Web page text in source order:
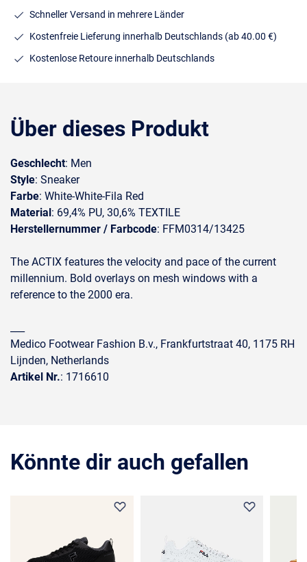
Schneller Versand in mehrere Länder
Kostenfreie Lieferung innerhalb Deutschlands (ab 40.00 €)
Kostenlose Retoure innerhalb Deutschlands
Über dieses Produkt
Geschlecht: Men
Style: Sneaker
Farbe: White-White-Fila Red
Material: 69,4% PU, 30,6% TEXTILE
Herstellernummer / Farbcode: FFM0314/13425
The ACTIX features the velocity and pace of the current
millennium. Bold overlays on mesh windows with a
reference to the 2000 era.
Medico Footwear Fashion B.v., Frankfurtstraat 40, 1175 RH
Lijnden, Netherlands
Artikel Nr.: 1716610
Könnte dir auch gefallen